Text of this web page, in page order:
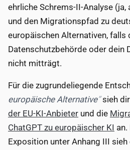
ehrliche Schrems-II-Analyse
und den Migrationspfad zu
europäischen Alternativen, falls
Datenschutzbehörde oder dein
nicht mitträgt.
Für die zugrundeliegende
europäische Alternative sieh
der EU-KI-Anbieter und die
ChatGPT zu europäischer KI an.
Exposition unter Anhang III sieh